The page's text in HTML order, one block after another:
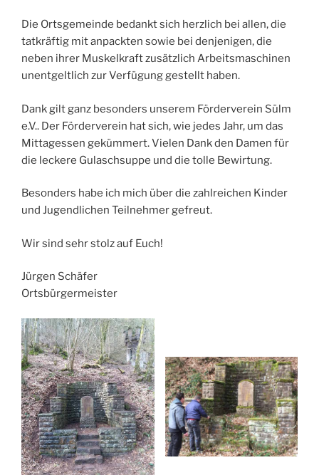
Die Ortsgemeinde bedankt sich herzlich bei allen, die
tatkräftig mit anpackten sowie bei denjenigen, die
neben ihrer Muskelkraft zusätzlich Arbeitsmaschinen
unentgeltlich zur Verfügung gestellt haben.
Dank gilt ganz besonders unserem Förderverein Sülm
e.V.. Der Förderverein hat sich, wie jedes Jahr, um das
Mittagessen gekümmert. Vielen Dank den Damen für
die leckere Gulaschsuppe und die tolle Bewirtung.
Besonders habe ich mich über die zahlreichen Kinder
und Jugendlichen Teilnehmer gefreut.
Wir sind sehr stolz auf Euch!
Jürgen Schäfer
Ortsbürgermeister